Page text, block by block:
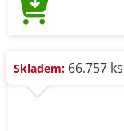
Skladem: 66.757 ks